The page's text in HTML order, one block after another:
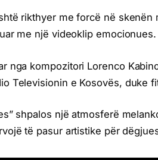
rikthyer me forcë në skenën
me një videoklip emocionues.
nga kompozitori Lorenco
Televisionin e Kosovës, duke
shpalos një atmosferë
të pasur artistike për